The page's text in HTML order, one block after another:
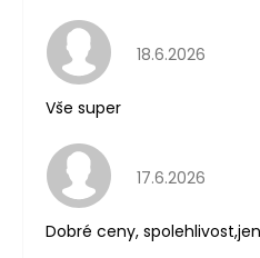
Hodnocení
18.6.2026
Vše super
Hodnocení
17.6.2026
Dobré ceny,